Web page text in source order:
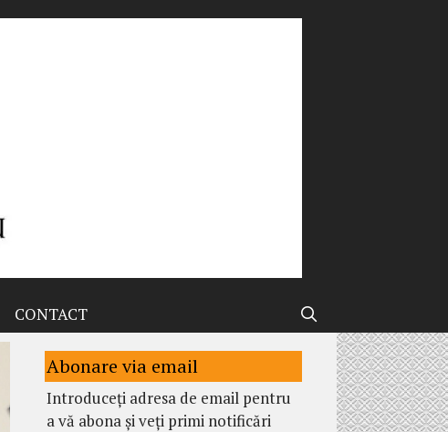
CONTACT
Abonare via email
Introduceți adresa de email pentru
a vă abona și veți primi notificări